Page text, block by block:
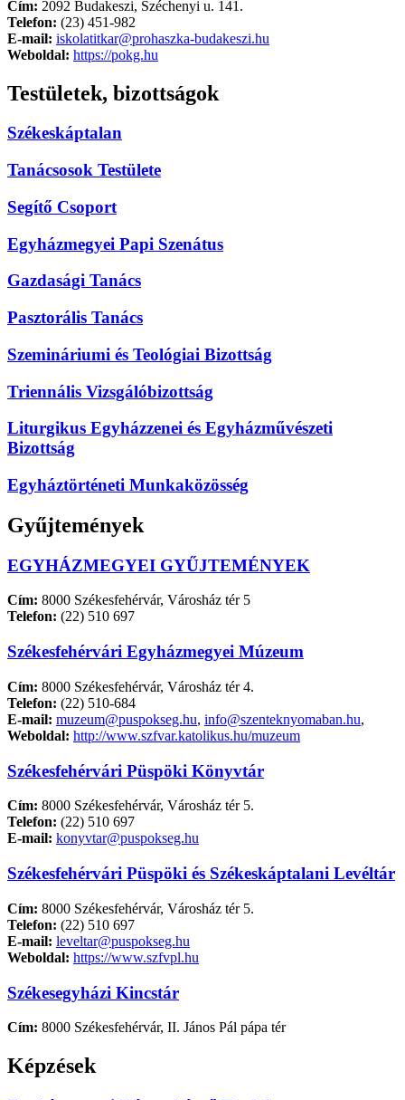
Cím: 2092 Budakeszi, Széchenyi u. 141.
Telefon: (23) 451-982
E-mail: iskolatitkar@prohaszka-budakeszi.hu
Weboldal: https://pokg.hu
Testületek, bizottságok
Székeskáptalan
Tanácsosok Testülete
Segítő Csoport
Egyházmegyei Papi Szenátus
Gazdasági Tanács
Pasztorális Tanács
Szemináriumi és Teológiai Bizottság
Triennális Vizsgálóbizottság
Liturgikus Egyházzenei és Egyházművészeti
Bizottság
Egyháztörténeti Munkaközösség
Gyűjtemények
EGYHÁZMEGYEI GYŰJTEMÉNYEK
Cím: 8000 Székesfehérvár, Városház tér 5
Telefon: (22) 510 697
Székesfehérvári Egyházmegyei Múzeum
Cím: 8000 Székesfehérvár, Városház tér 4.
Telefon: (22) 510-684
E-mail: muzeum@puspokseg.hu, info@szenteknyomaban.hu,
Weboldal: http://www.szfvar.katolikus.hu/muzeum
Székesfehérvári Püspöki Könyvtár
Cím: 8000 Székesfehérvár, Városház tér 5.
Telefon: (22) 510 697
E-mail: konyvtar@puspokseg.hu
Székesfehérvári Püspöki és Székeskáptalani Levéltár
Cím: 8000 Székesfehérvár, Városház tér 5.
Telefon: (22) 510 697
E-mail: leveltar@puspokseg.hu
Weboldal: https://www.szfvpl.hu
Székesegyházi Kincstár
Cím: 8000 Székesfehérvár, II. János Pál pápa tér
Képzések